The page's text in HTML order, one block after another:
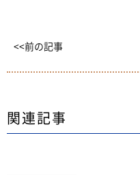
<<前の記事
関連記事